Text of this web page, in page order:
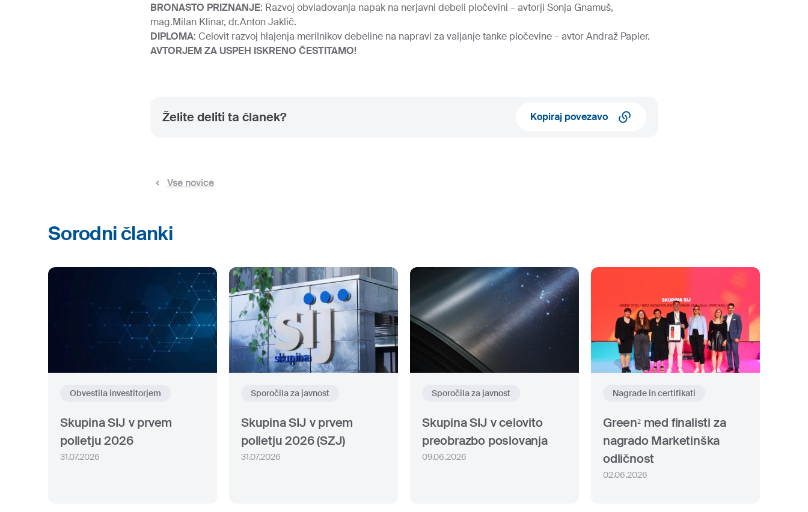
BRONASTO PRIZNANJE: Razvoj obvladovanja napak na nerjavni debeli pločevini – avtorji Sonja Gnamuš,
mag.Milan Klinar, dr.Anton Jaklič.
DIPLOMA: Celovit razvoj hlajenja merilnikov debeline na napravi za valjanje tanke pločevine – avtor Andraž Papler.
AVTORJEM ZA USPEH ISKRENO ČESTITAMO!
Želite deliti ta članek? Kopiraj povezavo
Vse novice
Sorodni članki
Obvestila investitorjem
Skupina SIJ v prvem
polletju 2026
31.07.2026
Sporočila za javnost
Skupina SIJ v prvem
polletju 2026 (SZJ)
31.07.2026
Sporočila za javnost
Skupina SIJ v celovito
preobrazbo poslovanja
09.06.2026
Nagrade in certifikati
Green² med finalisti za
nagrado Marketinška
odličnost
02.06.2026